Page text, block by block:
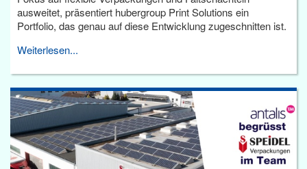
ausweitet, präsentiert hubergroup Print Solutions ein
Portfolio, das genau auf diese Entwicklung zugeschnitten ist.
Weiterlesen...